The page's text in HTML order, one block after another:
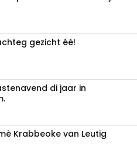
gezicht éé!
di jaar in
Krabbeoke van Leutig